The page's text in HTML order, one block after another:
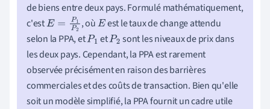
de biens entre deux pays. Formulé mathématiquement,
c'estE= P1 P2 , oùE est le taux de change attendu
selon la PPA, etP1 etP2 sont les niveaux de prix dans
les deux pays. Cependant, la PPA est rarement
observée précisément en raison des barrières
commerciales et des coûts de transaction. Bien qu'elle
soit un modèle simplifié, la PPA fournit un cadre utile